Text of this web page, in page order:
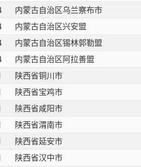
内蒙古自治区乌兰察布市
内蒙古自治区兴安盟
内蒙古自治区锡林郭勒盟
内蒙古自治区阿拉善盟
陕西省铜川市
陕西省宝鸡市
陕西省咸阳市
陕西省渭南市
陕西省延安市
陕西省汉中市